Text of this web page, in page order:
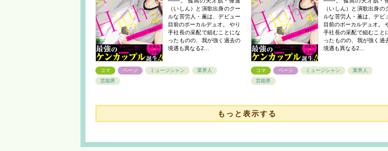
（いしん）と演歌出身のクー
ルな苦労人・薫は、デビュー
目前のボーカルデュオ。 やり
手社長の采配で組むことにな
ったものの、我が強く過去の
境遇も異なる2…
コマ ページ ミュージシャン
業界人
芸能界
（いしん）と演歌出身の
ルな苦労人・薫は、デビ
目前のボーカルデュオ。
手社長の采配で組むこと
ったものの、我が強く過
境遇も異なる2…
コマ ページ ミュージシャン
業界人
芸能界
もっと表示する